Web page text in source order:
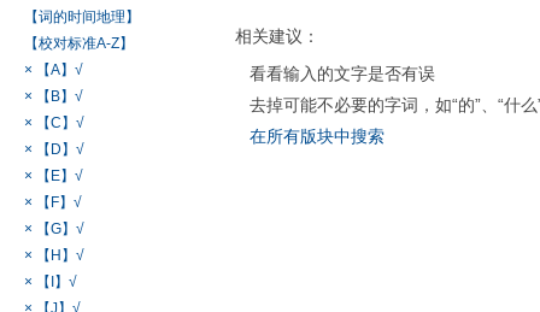
【词的时间地理】
【校对标准A-Z】
× 【A】√
× 【B】√
× 【C】√
× 【D】√
× 【E】√
× 【F】√
× 【G】√
× 【H】√
× 【I】√
× 【J】√
相关建议：
看看输入的文字是否有误
去掉可能不必要的字词，如“的”、“什么
在所有版块中搜索